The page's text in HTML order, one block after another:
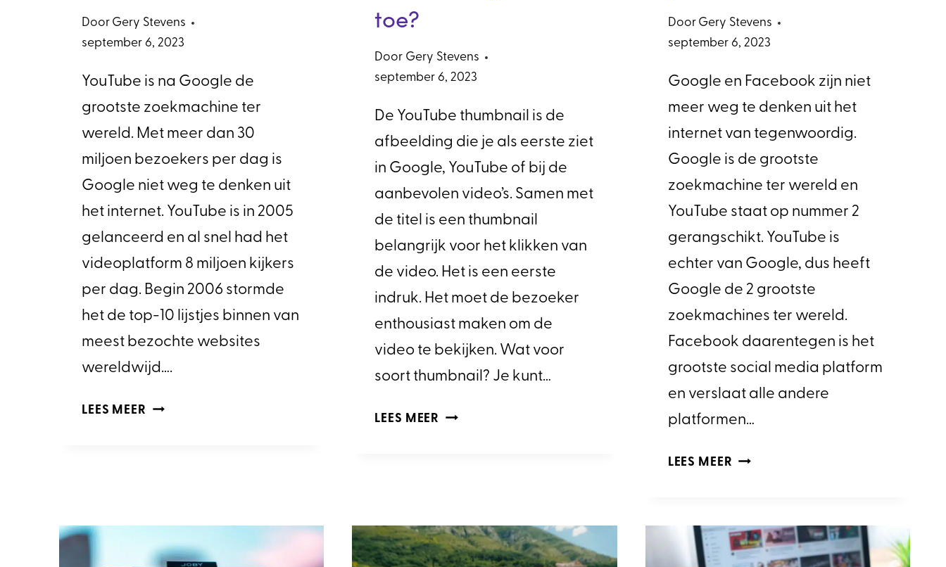
Door Gery Stevens
september 6, 2023
YouTube is na Google de
grootste zoekmachine ter
wereld. Met meer dan 30
miljoen bezoekers per dag is
Google niet weg te denken uit
het internet. YouTube is in 2005
gelanceerd en al snel had het
videoplatform 8 miljoen kijkers
per dag. Begin 2006 stormde
het de top-10 lijstjes binnen van
meest bezochte websites
wereldwijd….
LEES MEER HOE
AAN
SEO?
toe?
Door Gery Stevens
september 6, 2023
De YouTube thumbnail is de
afbeelding die je als eerste ziet
in Google, YouTube of bij de
aanbevolen video’s. Samen met
de titel is een thumbnail
belangrijk voor het klikken van
de video. Het is een eerste
indruk. Het moet de bezoeker
enthousiast maken om de
video te bekijken. Wat voor
soort thumbnail? Je kunt…
LEES MEER WAAROM
HOE
VOEG
Door Gery Stevens
september 6, 2023
Google en Facebook zijn niet
meer weg te denken uit het
internet van tegenwoordig.
Google is de grootste
zoekmachine ter wereld en
YouTube staat op nummer 2
gerangschikt. YouTube is
echter van Google, dus heeft
Google de 2 grootste
zoekmachines ter wereld.
Facebook daarentegen is het
grootste social media platform
en verslaat alle andere
platformen…
LEES MEER VIDEO
OP
FACEBOOK